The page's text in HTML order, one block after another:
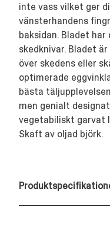
inte vass vilket ger
vänsterhandens
baksidan. Bladet
skedknivar. Bladet
över skedens eller
optimerade
bästa
men genialt
vegetabiliskt garvat
Skaft av oljad björk.